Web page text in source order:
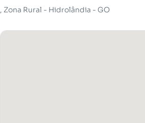
, Zona Rural - Hidrolândia - GO